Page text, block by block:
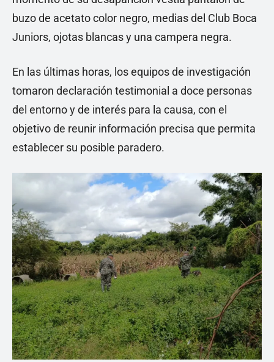
buzo de acetato color negro, medias del Club Boca
Juniors, ojotas blancas y una campera negra.
En las últimas horas, los equipos de investigación
tomaron declaración testimonial a doce personas
del entorno y de interés para la causa, con el
objetivo de reunir información precisa que permita
establecer su posible paradero.